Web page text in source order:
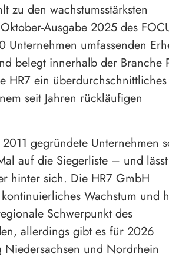
zu den wachstumsstärksten
Ausgabe 2025 des
Unternehmen umfassenden
belegt innerhalb der Branche
HR7 ein überdurchschnittliches
seit Jahren rückläufigen
gegründete Unternehmen
auf die Siegerliste – und
hinter sich. Die HR7 GmbH
Wachstum und
Schwerpunkt des
allerdings gibt es für 2026
und Nordrhein